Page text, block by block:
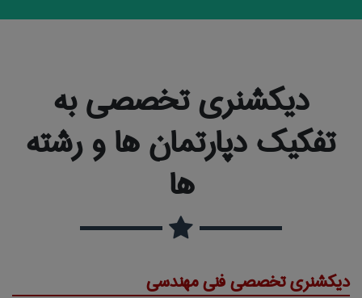
دیکشنری تخصصی به
تفکیک دپارتمان ها و رشته
ها
دیکشنری تخصصی فنی مهندسی